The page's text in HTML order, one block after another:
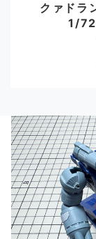
クァドラ
1/72